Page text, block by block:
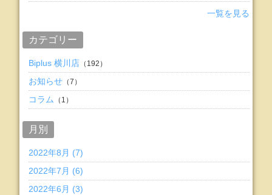
一覧を見る
カテゴリー
Biplus 横川店 （192）
お知らせ （7）
コラム （1）
月別
2022年8月 (7)
2022年7月 (6)
2022年6月 (3)